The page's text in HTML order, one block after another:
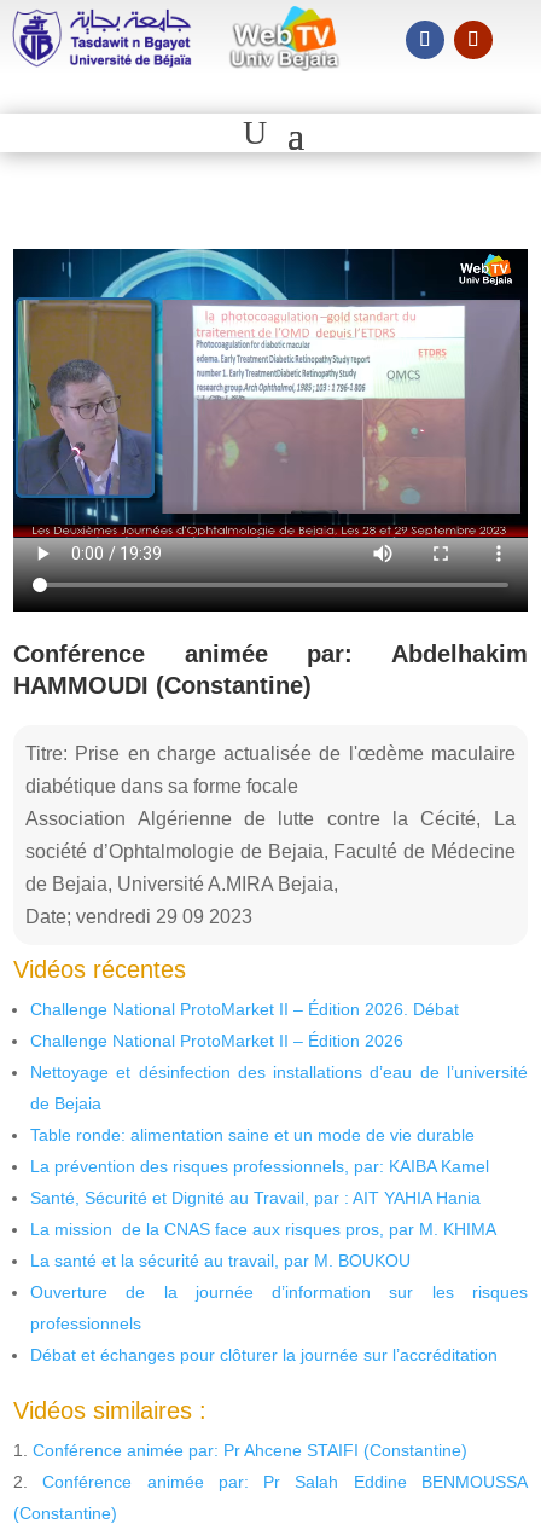
Conférence animée par: Abdelhakim
HAMMOUDI (Constantine)
Titre: Prise en charge actualisée de l'œdème maculaire
diabétique dans sa forme focale
Association Algérienne de lutte contre la Cécité, La
société d’Ophtalmologie de Bejaia, Faculté de Médecine
de Bejaia, Université A.MIRA Bejaia,
Date; vendredi 29 09 2023
Vidéos récentes
Challenge National ProtoMarket II – Édition 2026. Débat
Challenge National ProtoMarket II – Édition 2026
Nettoyage et désinfection des installations d’eau de l’université
de Bejaia
Table ronde: alimentation saine et un mode de vie durable
La prévention des risques professionnels, par: KAIBA Kamel
Santé, Sécurité et Dignité au Travail, par : AIT YAHIA Hania
La mission de la CNAS face aux risques pros, par M. KHIMA
La santé et la sécurité au travail, par M. BOUKOU
Ouverture de la journée d’information sur les risques
professionnels
Débat et échanges pour clôturer la journée sur l’accréditation
Vidéos similaires :
Conférence animée par: Pr Ahcene STAIFI (Constantine)
Conférence animée par: Pr Salah Eddine BENMOUSSA
(Constantine)